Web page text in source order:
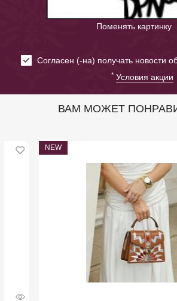
Поменять картинку
Cогласен (-на) получать новости
* Условия акции
ВАМ МОЖЕТ
NEW